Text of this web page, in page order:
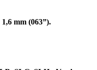
1,6 mm (063”).